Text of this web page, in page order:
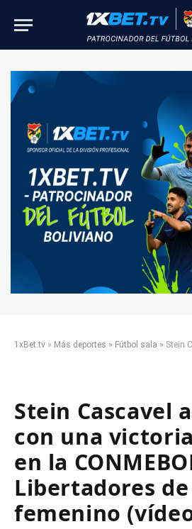
1xBet.tv » Más deportes » Fútbol sala » Stein Cascavel
Stein Cascavel
con una
en la
Libertadores
femenino